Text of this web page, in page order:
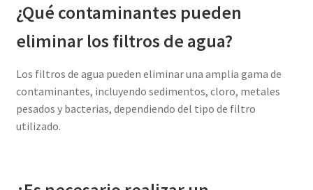
¿Qué contaminantes pueden
eliminar los filtros de agua?
Los filtros de agua pueden eliminar una amplia gama de
contaminantes, incluyendo sedimentos, cloro, metales
pesados y bacterias, dependiendo del tipo de filtro
utilizado.